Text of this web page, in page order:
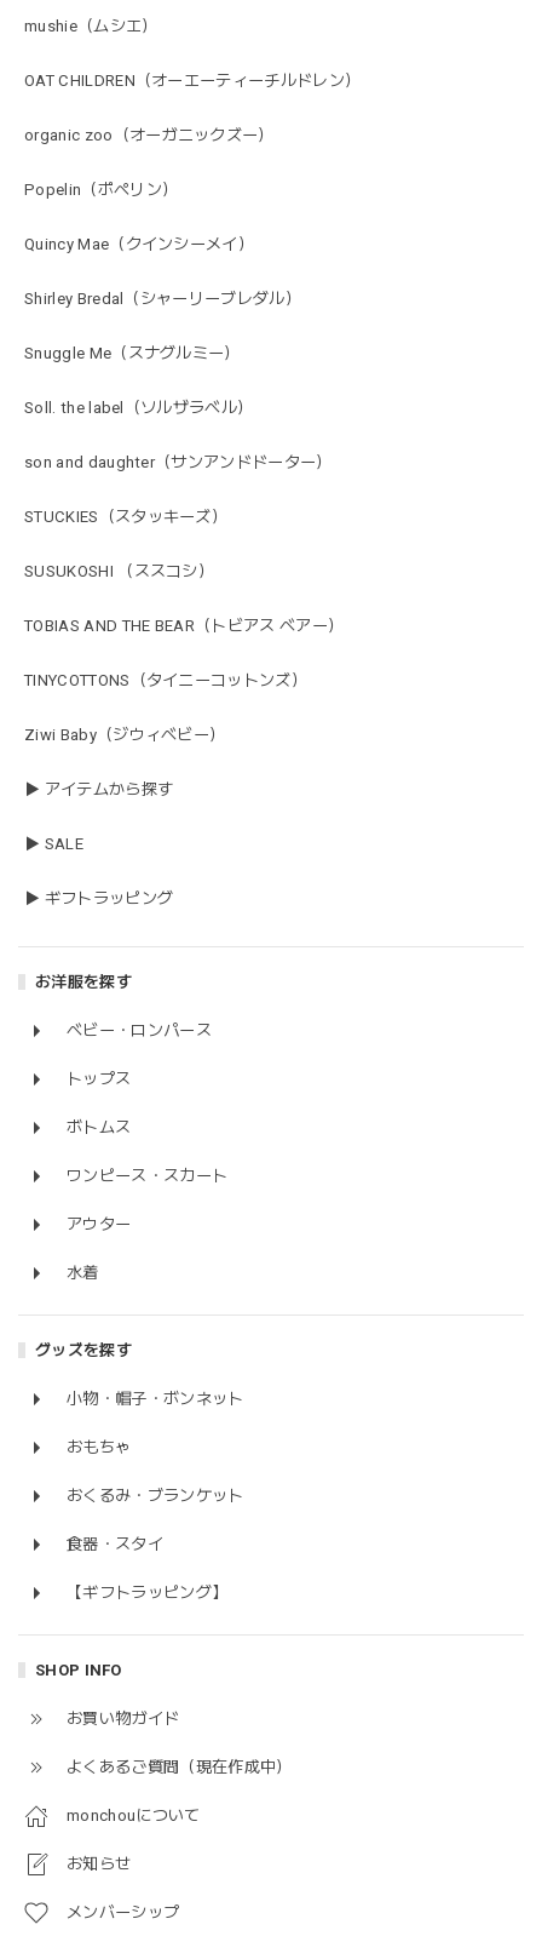
mushie（ムシエ）
OAT CHILDREN（オーエーティーチルドレン）
organic zoo（オーガニックズー）
Popelin（ポペリン）
Quincy Mae（クインシーメイ）
Shirley Bredal（シャーリーブレダル）
Snuggle Me（スナグルミー）
Soll. the label（ソルザラベル）
son and daughter（サンアンドドーター）
STUCKIES（スタッキーズ）
SUSUKOSHI （ススコシ）
TOBIAS AND THE BEAR（トビアス ベアー）
TINYCOTTONS（タイニーコットンズ）
Ziwi Baby（ジウィベビー）
▶ アイテムから探す
▶ SALE
▶ ギフトラッピング
お洋服を探す
ベビー・ロンパース
トップス
ボトムス
ワンピース・スカート
アウター
水着
グッズを探す
小物・帽子・ボンネット
おもちゃ
おくるみ・ブランケット
食器・スタイ
【ギフトラッピング】
SHOP INFO
お買い物ガイド
よくあるご質問（現在作成中）
monchouについて
お知らせ
メンバーシップ